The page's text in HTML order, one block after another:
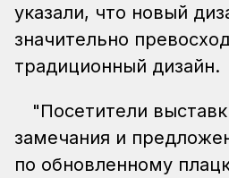
указали, что новый
значительно
традиционный дизайн.
"Посетители
замечания и
по обновленному